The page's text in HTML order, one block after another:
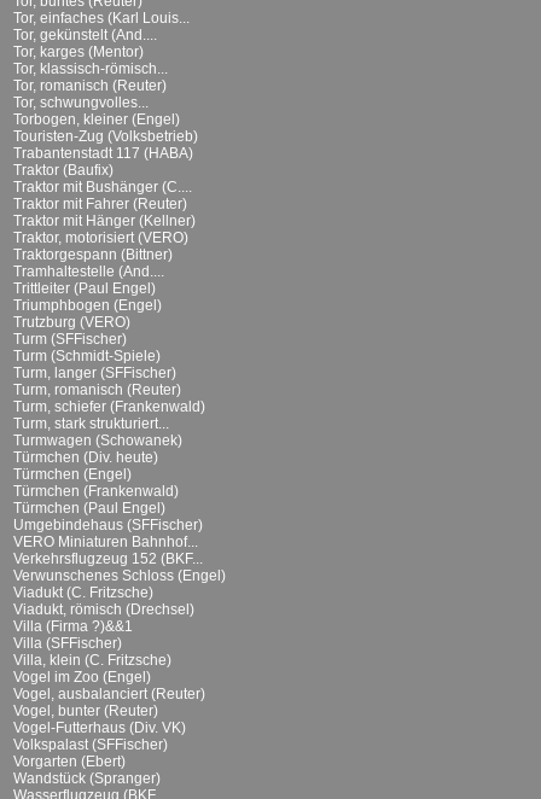
Tor, einfaches (Karl Louis...
Tor, gekünstelt (And....
Tor, karges (Mentor)
Tor, klassisch-römisch...
Tor, romanisch (Reuter)
Tor, schwungvolles...
Torbogen, kleiner (Engel)
Touristen-Zug (Volksbetrieb)
Trabantenstadt 117 (HABA)
Traktor (Baufix)
Traktor mit Bushänger (C....
Traktor mit Fahrer (Reuter)
Traktor mit Hänger (Kellner)
Traktor, motorisiert (VERO)
Traktorgespann (Bittner)
Tramhaltestelle (And....
Trittleiter (Paul Engel)
Triumphbogen (Engel)
Trutzburg (VERO)
Turm (SFFischer)
Turm (Schmidt-Spiele)
Turm, langer (SFFischer)
Turm, romanisch (Reuter)
Turm, schiefer (Frankenwald)
Turm, stark strukturiert...
Turmwagen (Schowanek)
Türmchen (Div. heute)
Türmchen (Engel)
Türmchen (Frankenwald)
Türmchen (Paul Engel)
Umgebindehaus (SFFischer)
VERO Miniaturen Bahnhof...
Verkehrsflugzeug 152 (BKF...
Verwunschenes Schloss (Engel)
Viadukt (C. Fritzsche)
Viadukt, römisch (Drechsel)
Villa (Firma ?)&&1
Villa (SFFischer)
Villa, klein (C. Fritzsche)
Vogel im Zoo (Engel)
Vogel, ausbalanciert (Reuter)
Vogel, bunter (Reuter)
Vogel-Futterhaus (Div. VK)
Volkspalast (SFFischer)
Vorgarten (Ebert)
Wandstück (Spranger)
Wasserflugzeug (BKF